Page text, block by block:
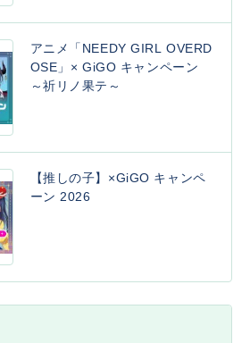
アニメ「NEEDY GIRL OVERD
OSE」× GiGO キャンペーン
～祈リノ果テ～
【推しの子】×GiGO キャンペ
ーン 2026